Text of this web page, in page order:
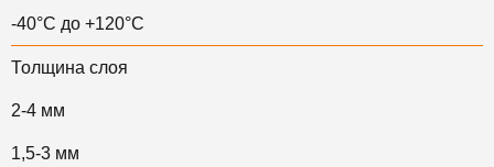
-40°C до +120°C
Толщина слоя
2-4 мм
1,5-3 мм